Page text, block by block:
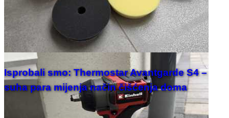
Isprobali smo: Thermostar Avantgarde S4 –
suha para mijenja način čišćenja doma